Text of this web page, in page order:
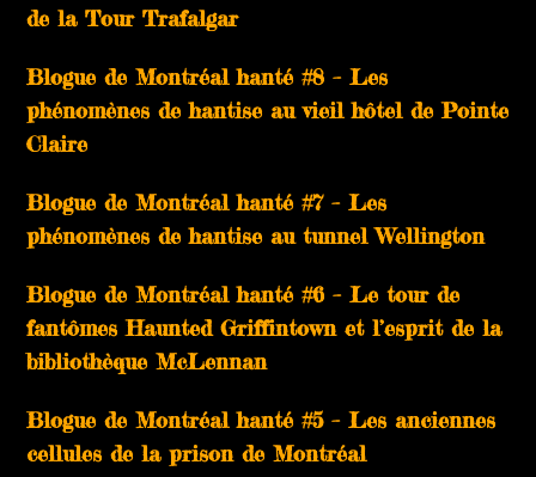
de la Tour Trafalgar
Blogue de Montréal hanté #8 – Les
phénomènes de hantise au vieil hôtel de Pointe
Claire
Blogue de Montréal hanté #7 – Les
phénomènes de hantise au tunnel Wellington
Blogue de Montréal hanté #6 – Le tour de
fantômes Haunted Griffintown et l’esprit de la
bibliothèque McLennan
Blogue de Montréal hanté #5 – Les anciennes
cellules de la prison de Montréal